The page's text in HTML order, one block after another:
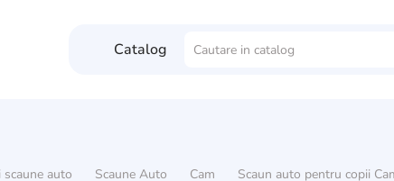
Catalog
scaune auto Scaune Auto Cam Scaun auto pentru copii